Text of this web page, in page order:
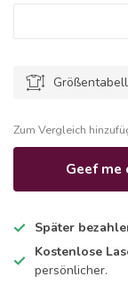
Zum Vergleich
Geef me
Später
Kostenlose
persönlicher.